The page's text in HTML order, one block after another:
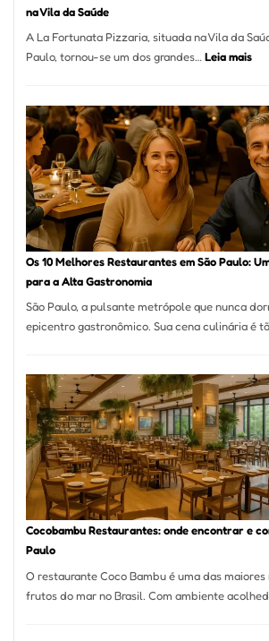
na Vila da Saúde
A La Fortunata Pizzaria, situada na Vila da
Paulo, tornou-se um dos grandes…Leia mais:
em
à
da
Os 10 Melhores Restaurantes em São Paulo:
para a Alta Gastronomia
São Paulo, a pulsante metrópole que nunca
epicentro gastronômico. Sua cena culinária é
Cocobambu Restaurantes: onde encontrar e
Paulo
O restaurante Coco Bambu é uma das
frutos do mar no Brasil. Com ambiente